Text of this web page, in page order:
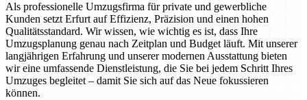
Als professionelle Umzugsfirma für private und gewerbliche
Kunden setzt Erfurt auf Effizienz, Präzision und einen hohen
Qualitätsstandard. Wir wissen, wie wichtig es ist, dass Ihre
Umzugsplanung genau nach Zeitplan und Budget läuft. Mit unserer
langjährigen Erfahrung und unserer modernen Ausstattung bieten
wir eine umfassende Dienstleistung, die Sie bei jedem Schritt Ihres
Umzuges begleitet – damit Sie sich auf das Neue fokussieren
können.